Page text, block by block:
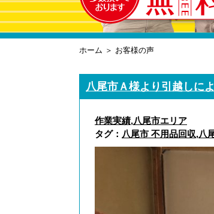
ホーム ＞ お客様の声
八尾市Ａ様より引越しに
作業実績,八尾市エリア
タグ： 八尾市 不用品回収,八